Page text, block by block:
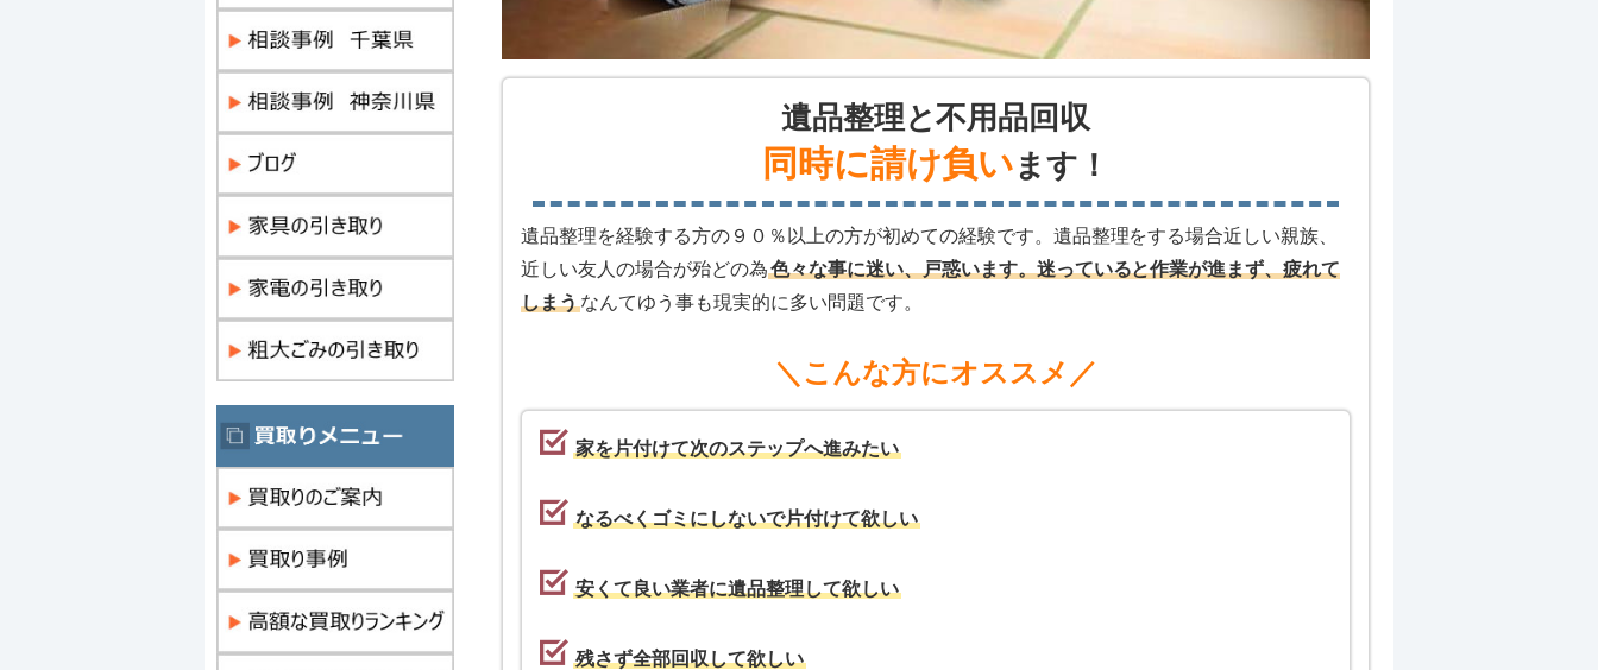
遺品整理と不用品回収
同時に請け負い ます！
遺品整理を経験する方の９０％以上の方が初めての経験です。遺品整理をする場合近しい親族、
近しい友人の場合が殆どの為色々な事に迷い、戸惑います。迷っていると作業が進まず、疲れて
しまうなんてゆう事も現実的に多い問題です。
＼こんな方にオススメ／
家を片付けて次のステップへ進みたい
なるべくゴミにしないで片付けて欲しい
安くて良い業者に遺品整理して欲しい
残さず全部回収して欲しい